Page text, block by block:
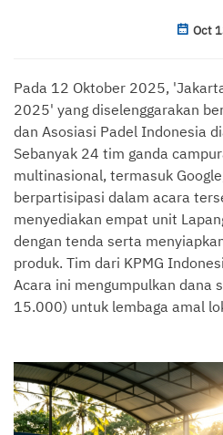
Oct
Pada 12 Oktober 2025,
2025' yang diselenggarakan
dan Asosiasi Padel Indonesia
Sebanyak 24 tim ganda
multinasional, termasuk
berpartisipasi dalam acara
menyediakan empat unit
dengan tenda serta
produk. Tim dari KPMG
Acara ini mengumpulkan dana
15.000) untuk lembaga amal